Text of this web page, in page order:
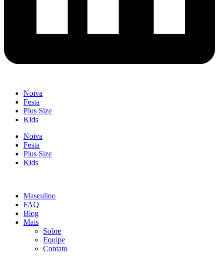
Noiva
Festa
Plus Size
Kids
Noiva
Festa
Plus Size
Kids
Masculino
FAQ
Blog
Mais
Sobre
Equipe
Contato